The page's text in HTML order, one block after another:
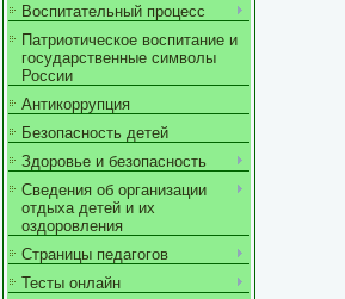
Воспитательный процесс
Патриотическое воспитание и
государственные символы
России
Антикоррупция
Безопасность детей
Здоровье и безопасность
Сведения об организации
отдыха детей и их
оздоровления
Страницы педагогов
Тесты онлайн